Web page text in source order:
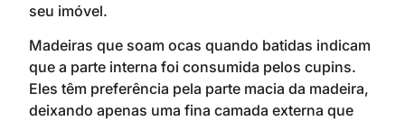
seu imóvel.
Madeiras que soam ocas quando batidas indicam
que a parte interna foi consumida pelos cupins.
Eles têm preferência pela parte macia da madeira,
deixando apenas uma fina camada externa que